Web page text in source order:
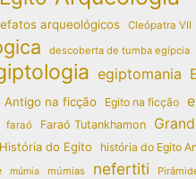
arqueológicos Cleópatra VII
descoberta de tumba egípcia
egiptomania
Antigo na ficção Egito na ficção
faraó Faraó Tutankhamon
História do Egito história do Egito
múmia múmias nefertiti